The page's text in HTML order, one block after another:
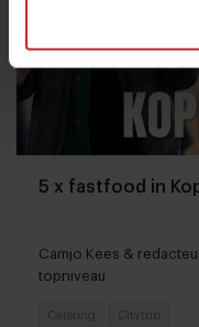
5 x fastfood in
Camjo Kees &
topniveau
Catering Citytrip